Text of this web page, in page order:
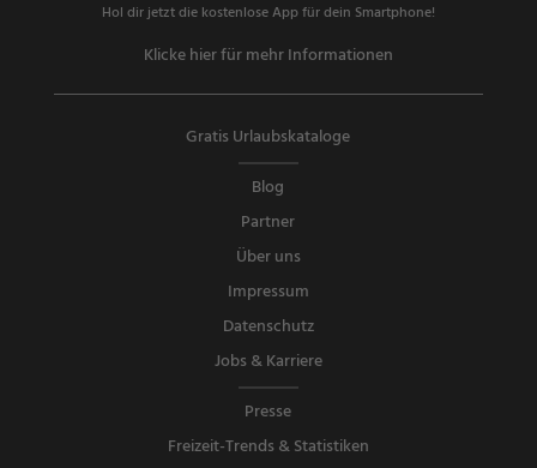
Hol dir jetzt die kostenlose App für dein Smartphone!
Klicke hier für mehr Informationen
Gratis Urlaubskataloge
Blog
Partner
Über uns
Impressum
Datenschutz
Jobs & Karriere
Presse
Freizeit-Trends & Statistiken